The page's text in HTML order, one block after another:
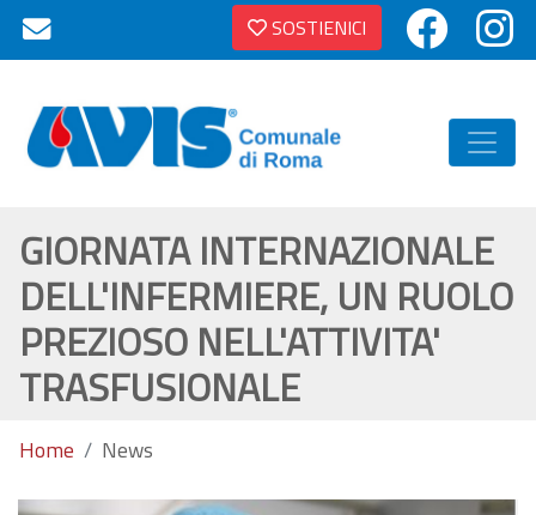
SOSTIENICI
GIORNATA INTERNAZIONALE
DELL'INFERMIERE, UN RUOLO
PREZIOSO NELL'ATTIVITA'
TRASFUSIONALE
Home News